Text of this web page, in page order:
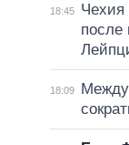
18:45
Чехия
после
18:09